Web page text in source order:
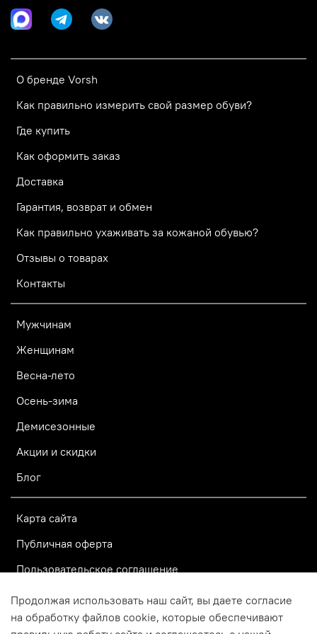
О бренде Vorsh
Как правильно измерить свой размер обуви?
Где купить
Как оформить заказ
Доставка
Гарантия, возврат и обмен
Как правильно ухаживать за кожаной обувью?
Отзывы о товарах
Контакты
Мужчинам
Женщинам
Весна-лето
Осень-зима
Демисезонные
Акции и скидки
Блог
Карта сайта
Публичная оферта
Пользовательское соглашение
Политика конфиденциальности
Продолжая использовать наш сайт, вы даете согласие
на обработку файлов cookie, которые обеспечивают